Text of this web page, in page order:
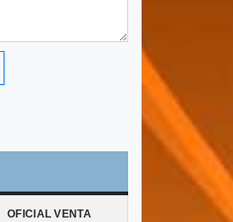
OFICIAL VENTA